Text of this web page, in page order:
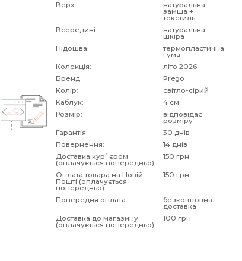
Верх: натуральна
замша +
текстиль
Всередині:
натуральна
шкіра
Підошва:
термопластична
гума
Колекція:
літо 2026
Бренд:
Prego
Колір:
світло-сірий
Каблук:
4 см
Розмір:
відповідає
розміру
Гарантія:
30 днів
Повернення:
14 днів
Доставка кур`єром
(оплачується попередньо):
150 грн
Оплата товара на Новій
Пошті (оплачується
попередньо):
150 грн
Попередня оплата: безкоштовна
доставка
Доставка до магазину
(оплачується попередньо):
100 грн